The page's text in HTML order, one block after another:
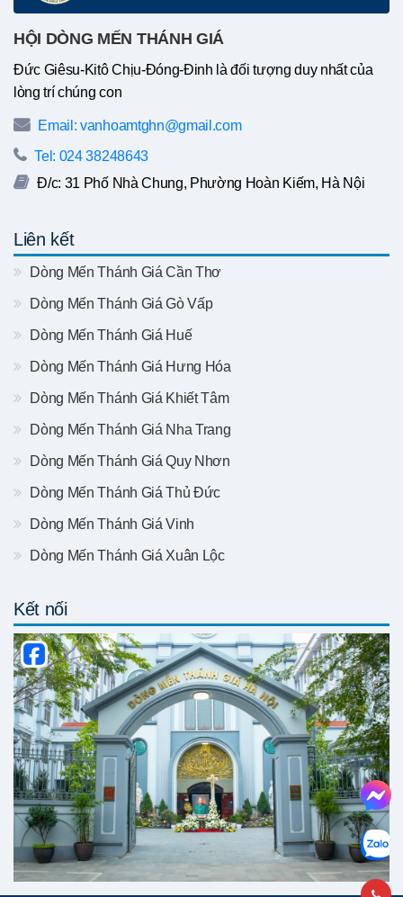
HỘI DÒNG MẾN THÁNH GIÁ
Đức Giêsu-Kitô Chịu-Đóng-Đinh là đối tượng duy nhất của
lòng trí chúng con
Email: vanhoamtghn@gmail.com
Tel: 024 38248643
Đ/c: 31 Phố Nhà Chung, Phường Hoàn Kiếm, Hà Nội
Liên kết
Dòng Mến Thánh Giá Cần Thơ
Dòng Mến Thánh Giá Gò Vấp
Dòng Mến Thánh Giá Huế
Dòng Mến Thánh Giá Hưng Hóa
Dòng Mến Thánh Giá Khiết Tâm
Dòng Mến Thánh Giá Nha Trang
Dòng Mến Thánh Giá Quy Nhơn
Dòng Mến Thánh Giá Thủ Đức
Dòng Mến Thánh Giá Vinh
Dòng Mến Thánh Giá Xuân Lộc
Kết nối